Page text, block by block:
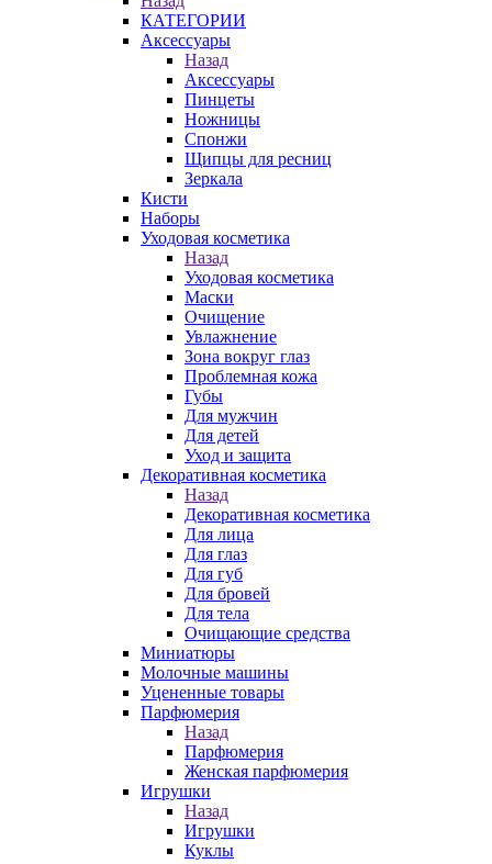
КАТЕГОРИИ
Аксессуары
Назад
Аксессуары
Пинцеты
Ножницы
Спонжи
Щипцы для ресниц
Зеркала
Кисти
Наборы
Уходовая косметика
Назад
Уходовая косметика
Маски
Очищение
Увлажнение
Зона вокруг глаз
Проблемная кожа
Губы
Для мужчин
Для детей
Уход и защита
Декоративная косметика
Назад
Декоративная косметика
Для лица
Для глаз
Для губ
Для бровей
Для тела
Очищающие средства
Миниатюры
Молочные машины
Уцененные товары
Парфюмерия
Назад
Парфюмерия
Женская парфюмерия
Игрушки
Назад
Игрушки
Куклы